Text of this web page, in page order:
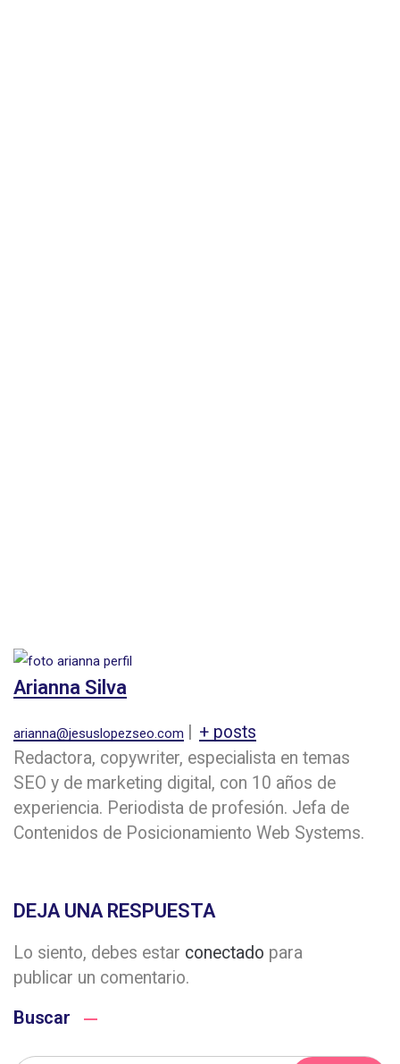
Arianna Silva
arianna@jesuslopezseo.com
+ posts
Redactora, copywriter, especialista en temas
SEO y de marketing digital, con 10 años de
experiencia. Periodista de profesión. Jefa de
Contenidos de Posicionamiento Web Systems.
DEJA UNA RESPUESTA
Lo siento, debes estar conectado para
publicar un comentario.
Buscar